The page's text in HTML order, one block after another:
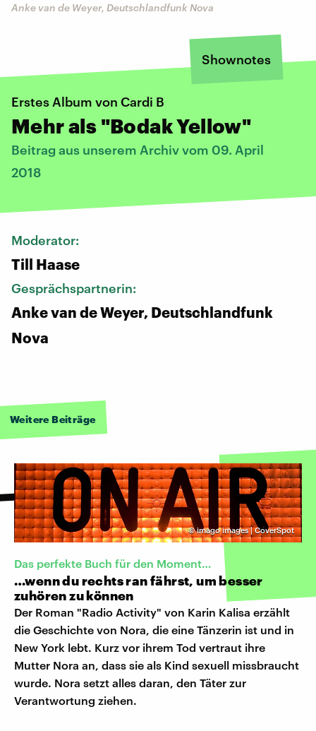
Anke van de Weyer, Deutschlandfunk Nova
Shownotes
Erstes Album von Cardi B
Mehr als "Bodak Yellow"
Beitrag aus unserem Archiv vom 09. April
2018
Moderator:
Till Haase
Gesprächspartnerin:
Anke van de Weyer, Deutschlandfunk
Nova
Weitere Beiträge
©imago images | CoverSpot
Das perfekte Buch für den Moment…
…wenn du rechts ran fährst, um besser
zuhören zu können
Der Roman "Radio Activity" von Karin Kalisa erzählt
die Geschichte von Nora, die eine Tänzerin ist und in
New York lebt. Kurz vor ihrem Tod vertraut ihre
Mutter Nora an, dass sie als Kind sexuell missbraucht
wurde. Nora setzt alles daran, den Täter zur
Verantwortung ziehen.